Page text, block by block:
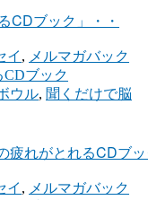
CDブック」・・
イ , メルマガバック
ブック
ウル, 聞くだけで脳
疲れがとれるCDブ
イ , メルマガバック